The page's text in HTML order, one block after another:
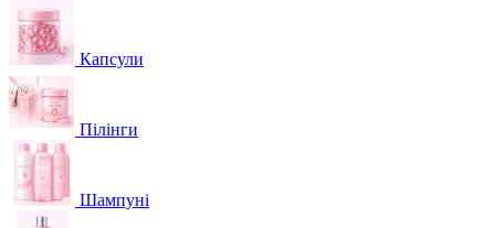
Капсули
Пілінги
Шампуні